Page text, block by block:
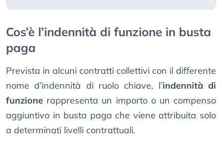
Cos’è l’indennità di funzione in busta
paga
Prevista in alcuni contratti collettivi con il differente
nome d’indennità di ruolo chiave, l’indennità di
funzione rappresenta un importo o un compenso
aggiuntivo in busta paga che viene attribuita solo
a determinati livelli contrattuali.